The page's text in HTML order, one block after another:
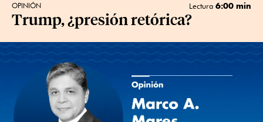
OPINIÓN Lectura 6:00 min
Trump, ¿presión retórica?